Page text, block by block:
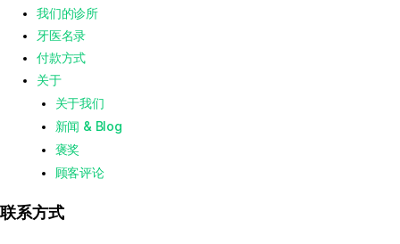
我们的诊所
牙医名录
付款方式
关于
关于我们
新闻 & Blog
褒奖
顾客评论
联系方式